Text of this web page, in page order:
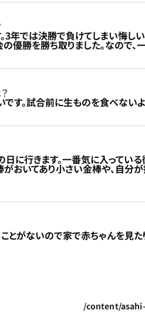
では決勝で負けてしまい悔し
優勝を勝ち取りました。なので、
す。試合前に生ものを食べないよ
に行きます。一番気に入ってい
がおいてあり小さい金棒や、自
がないので家で赤ちゃんを見た
/content/